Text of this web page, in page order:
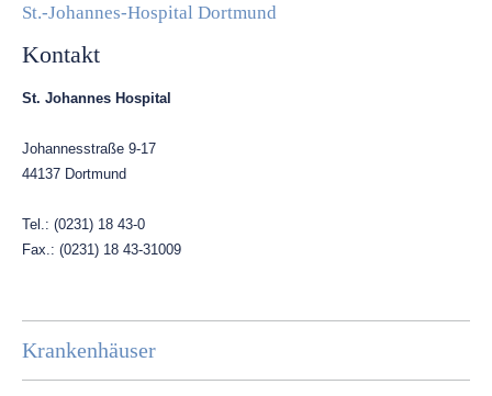
St.-Johannes-Hospital Dortmund
Kontakt
St. Johannes Hospital
Johannesstraße 9-17
44137 Dortmund
Tel.: (0231) 18 43-0
Fax.: (0231) 18 43-31009
Krankenhäuser